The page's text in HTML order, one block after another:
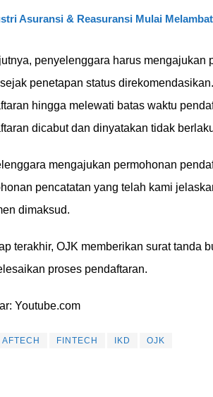
Asuransi & Reasuransi Mulai
penyelenggara harus mengajukan
penetapan status
hingga melewati batas waktu
dicabut dan dinyatakan tidak
mengajukan permohonan
pencatatan yang telah kami
dimaksud.
terakhir, OJK memberikan surat tanda
proses pendaftaran.
Youtube.com
AFTECH FINTECH IKD OJK